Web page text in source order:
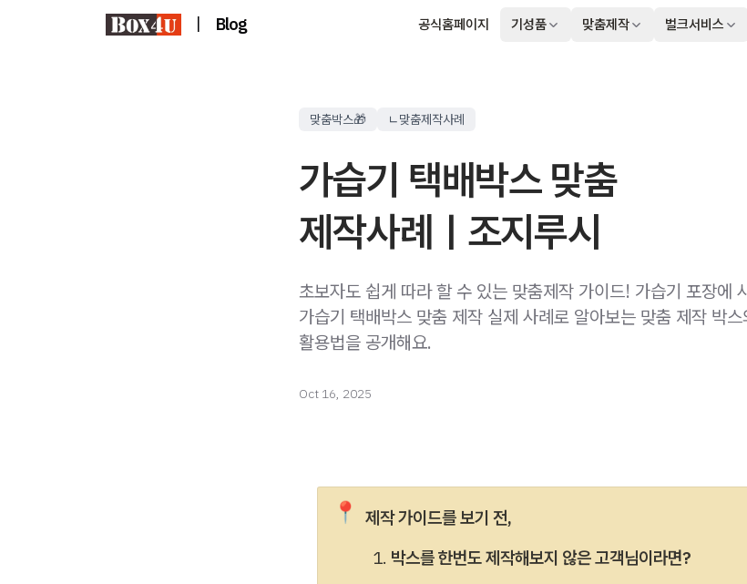
| Blog 공식홈페이지 기성품 맞춤제작 벌크서비스
맞춤박스🎁 ㄴ맞춤제작사례
가습기 택배박스 맞춤
제작사례ㅣ조지루시
초보자도 쉽게 따라 할 수 있는 맞춤제작 가이드! 가습기 포장에
가습기 택배박스 맞춤 제작 실제 사례로 알아보는 맞춤 제작 박
활용법을 공개해요.
Oct 16, 2025
📍
제작 가이드를 보기 전,
박스를 한번도 제작해보지 않은 고객님이라면?